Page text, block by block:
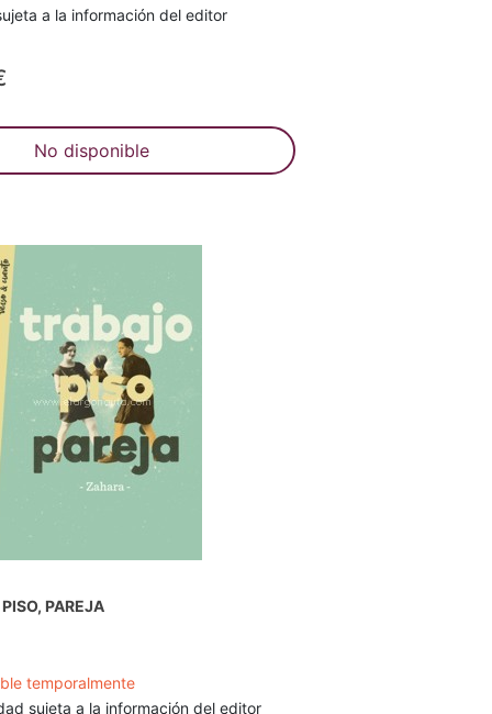
a la información del editor
No disponible
PAREJA
temporalmente
sujeta a la información del editor